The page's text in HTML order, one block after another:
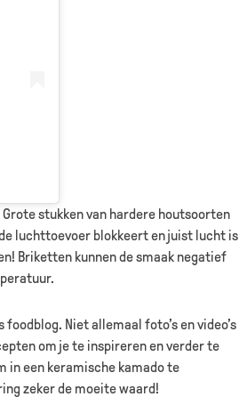
stukken van hardere houtsoorten
luchttoevoer blokkeert en juist lucht is
Briketten kunnen de smaak negatief
Niet allemaal foto’s en video’s
om je te inspireren en verder te
in een keramische kamado te
zeker de moeite waard!